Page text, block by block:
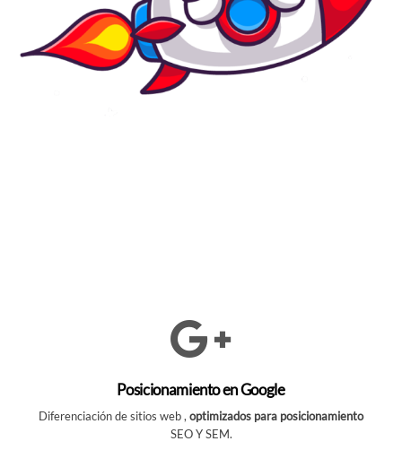
Posicionamiento en Google
Diferenciación de sitios web , optimizados para posicionamiento
SEO Y SEM.